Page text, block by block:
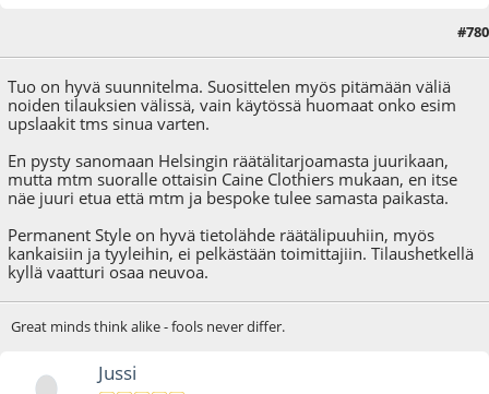
#780
Tuo on hyvä suunnitelma. Suosittelen myös pitämään väliä
noiden tilauksien välissä, vain käytössä huomaat onko esim
upslaakit tms sinua varten.
En pysty sanomaan Helsingin räätälitarjoamasta juurikaan,
mutta mtm suoralle ottaisin Caine Clothiers mukaan, en itse
näe juuri etua että mtm ja bespoke tulee samasta paikasta.
Permanent Style on hyvä tietolähde räätälipuuhiin, myös
kankaisiin ja tyyleihin, ei pelkästään toimittajiin. Tilaushetkellä
kyllä vaatturi osaa neuvoa.
Great minds think alike - fools never differ.
Jussi